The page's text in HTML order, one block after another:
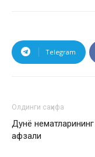
Telegram
Олдинги саҳифа
Дунë нематларининг
афзали